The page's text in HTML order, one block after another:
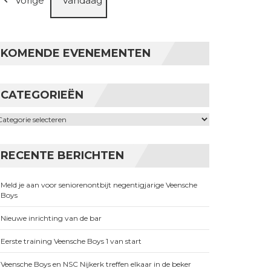
KOMENDE EVENEMENTEN
CATEGORIEËN
RECENTE BERICHTEN
Meld je aan voor seniorenontbijt negentigjarige Veensche
Boys
Nieuwe inrichting van de bar
Eerste training Veensche Boys 1 van start
Veensche Boys en NSC Nijkerk treffen elkaar in de beker